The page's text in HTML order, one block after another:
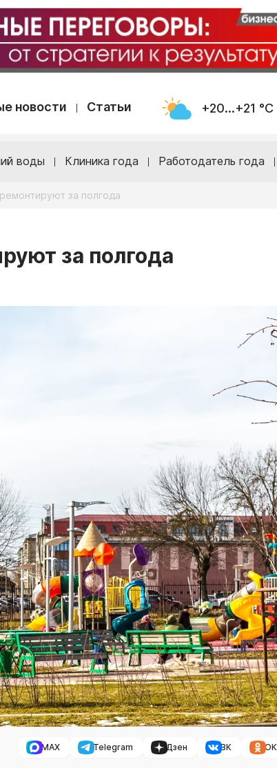
новости Статьи +20...+21 °С
воды Клиника года Работодатель года
за полгода
за полгода
MAX Telegram Дзен ВК ОК